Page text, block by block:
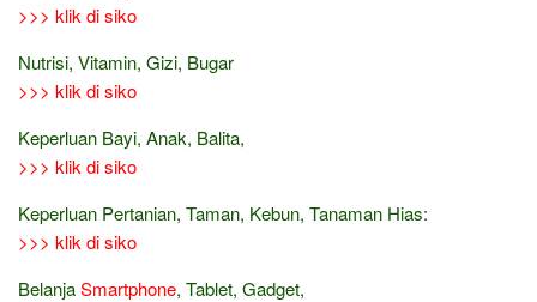
>>> klik di siko
Nutrisi, Vitamin, Gizi, Bugar
>>> klik di siko
Keperluan Bayi, Anak, Balita,
>>> klik di siko
Keperluan Pertanian, Taman, Kebun, Tanaman Hias:
>>> klik di siko
BelanjaSmartphone, Tablet, Gadget,